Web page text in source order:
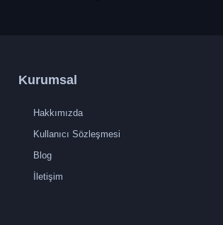
Kurumsal
Hakkımızda
Kullanıcı Sözleşmesi
Blog
İletişim